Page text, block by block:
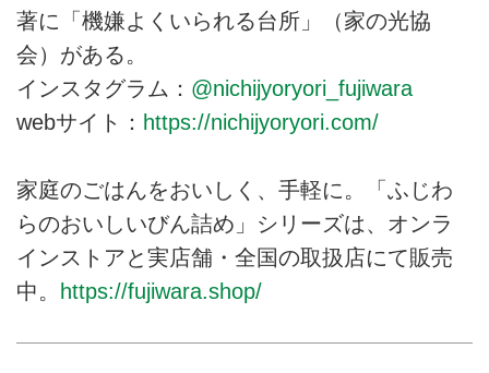
著に「機嫌よくいられる台所」（家の光協
会）がある。
インスタグラム： @nichijyoryori_fujiwara
webサイト： https://nichijyoryori.com/
家庭のごはんをおいしく、手軽に。「ふじわ
らのおいしいびん詰め」シリーズは、オンラ
インストアと実店舗・全国の取扱店にて販売
中。
https://fujiwara.shop/